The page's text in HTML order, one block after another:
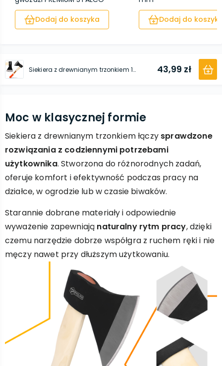
Dodaj do koszyka
Dodaj do
Siekiera z drewnianym trzonkiem 1000 g 43,99 zł
Moc w klasycznej formie
Siekiera z drewnianym trzonkiem łączy sprawdzone
rozwiązania z codziennymi potrzebami
użytkownika. Stworzona do różnorodnych zadań,
oferuje komfort i efektywność podczas pracy na
działce, w ogrodzie lub w czasie biwaków.
Starannie dobrane materiały i odpowiednie
wyważenie zapewniają naturalny rytm pracy, dzięki
czemu narzędzie dobrze współgra z ruchem ręki i nie
męczy nawet przy dłuższym użytkowaniu.